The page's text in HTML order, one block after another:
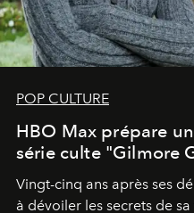
POP CULTURE
HBO Max prépare
série culte "Gilmore
Vingt-cinq ans après ses
à dévoiler les secrets de